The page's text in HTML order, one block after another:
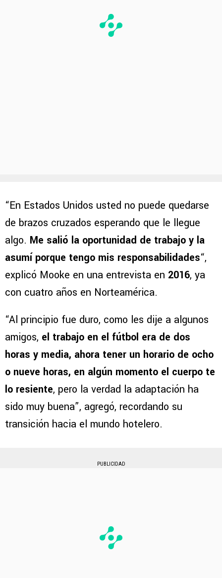
“En Estados Unidos usted no puede quedarse
de brazos cruzados esperando que le llegue
algo. Me salió la oportunidad de trabajo y la
asumí porque tengo mis responsabilidades“,
explicó Mooke en una entrevista en 2016, ya
con cuatro años en Norteamérica.
“Al principio fue duro, como les dije a algunos
amigos, el trabajo en el fútbol era de dos
horas y media, ahora tener un horario de ocho
o nueve horas, en algún momento el cuerpo te
lo resiente, pero la verdad la adaptación ha
sido muy buena”, agregó, recordando su
transición hacia el mundo hotelero.
PUBLICIDAD